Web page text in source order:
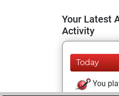
Your Latest
Activity
Today
You